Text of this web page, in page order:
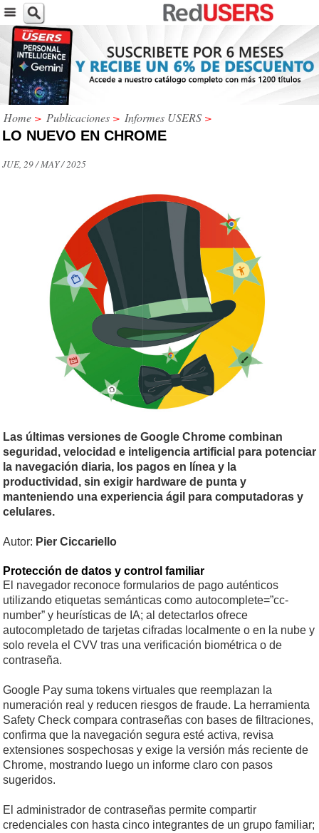
Home > Publicaciones > Informes USERS >
LO NUEVO EN CHROME
JUE, 29 / MAY / 2025
Las últimas versiones de Google Chrome combinan
seguridad, velocidad e inteligencia artificial para potenciar
la navegación diaria, los pagos en línea y la
productividad, sin exigir hardware de punta y
manteniendo una experiencia ágil para computadoras y
celulares.
Autor: Pier Ciccariello
Protección de datos y control familiar
El navegador reconoce formularios de pago auténticos
utilizando etiquetas semánticas como autocomplete=”cc-
number” y heurísticas de IA; al detectarlos ofrece
autocompletado de tarjetas cifradas localmente o en la nube y
solo revela el CVV tras una verificación biométrica o de
contraseña.
Google Pay suma tokens virtuales que reemplazan la
numeración real y reducen riesgos de fraude. La herramienta
Safety Check compara contraseñas con bases de filtraciones,
confirma que la navegación segura esté activa, revisa
extensiones sospechosas y exige la versión más reciente de
Chrome, mostrando luego un informe claro con pasos
sugeridos.
El administrador de contraseñas permite compartir
credenciales con hasta cinco integrantes de un grupo familiar;